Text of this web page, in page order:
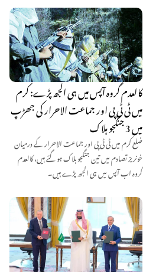
کالعدم گروہ آپس میں ہی الجھ پڑے: کرم
میں ٹی ٹی پی اور جماعت الاحرار کی جھڑپ
میں 3 جنگجو ہلاک
ضلع کرم میں ٹی ٹی پی اور جماعت الاحرار کے درمیان
خونریز تصادم میں تین جنگجو ہلاک ہو گئے ہیں، کالعدم
گروہ اب آپس میں ہی الجھ پڑے ہیں۔